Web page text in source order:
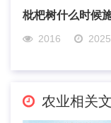
枇杷树什么时候
2016
农业相关